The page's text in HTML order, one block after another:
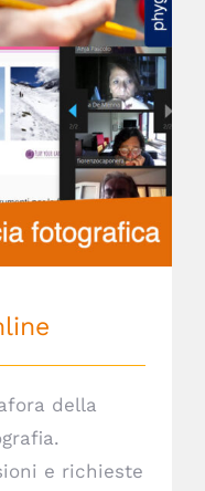
della
e richieste